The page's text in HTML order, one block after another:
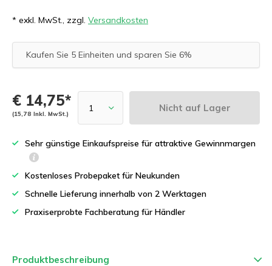
* exkl. MwSt., zzgl. Versandkosten
Kaufen Sie 5 Einheiten und sparen Sie 6%
€ 14,75*
(15,78 Inkl. MwSt.)
Nicht auf Lager
Sehr günstige Einkaufspreise für attraktive Gewinnmargen
Kostenloses Probepaket für Neukunden
Schnelle Lieferung innerhalb von 2 Werktagen
Praxiserprobte Fachberatung für Händler
Produktbeschreibung